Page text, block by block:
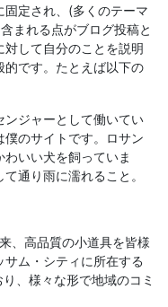
固定され、(多くのテーマ
まれる点がブログ投稿と
して自分のことを説明
です。たとえば以下の
ンジャーとして働いてい
僕のサイトです。ロサン
いい犬を飼っていま
通り雨に濡れること。
、高品質の小道具を皆様
ム・シティに所在する
、様々な形で地域のコミ